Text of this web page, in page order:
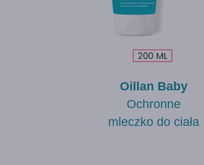
Oillan Baby
Ochronne
mleczko do ciała